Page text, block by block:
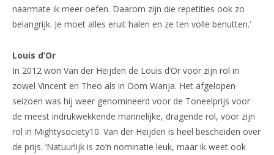
naarmate ik meer oefen. Daarom zijn die repetities ook zo
belangrijk. Je moet alles eruit halen en ze ten volle benutten.’
Louis d’Or
In 2012 won Van der Heijden de Louis d’Or voor zijn rol in
zowel Vincent en Theo als in Oom Wanja. Het afgelopen
seizoen was hij weer genomineerd voor de Toneelprijs voor
de meest indrukwekkende mannelijke, dragende rol, voor zijn
rol in Mightysociety10. Van der Heijden is heel bescheiden over
de prijs. ‘Natuurlijk is zo’n nominatie leuk, maar ik weet ook